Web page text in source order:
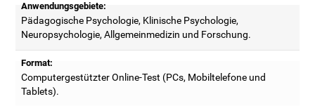
Anwendungsgebiete:
Pädagogische Psychologie, Klinische Psychologie,
Neuropsychologie, Allgemeinmedizin und Forschung.
Format:
Computergestützter Online-Test (PCs, Mobiltelefone und
Tablets).